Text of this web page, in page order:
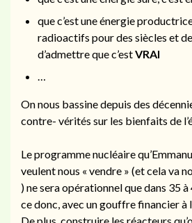
que c’est une énergie
radioactifs pour des siècles et
d’admettre que c’estVRAI
…
On nous bassine depuis des
contre- vérités sur les bienfaits de
Le programme nucléaire
veulent nous « vendre » (et cela va
) ne sera opérationnel que dans 35
ce donc, avec un gouffre financier à